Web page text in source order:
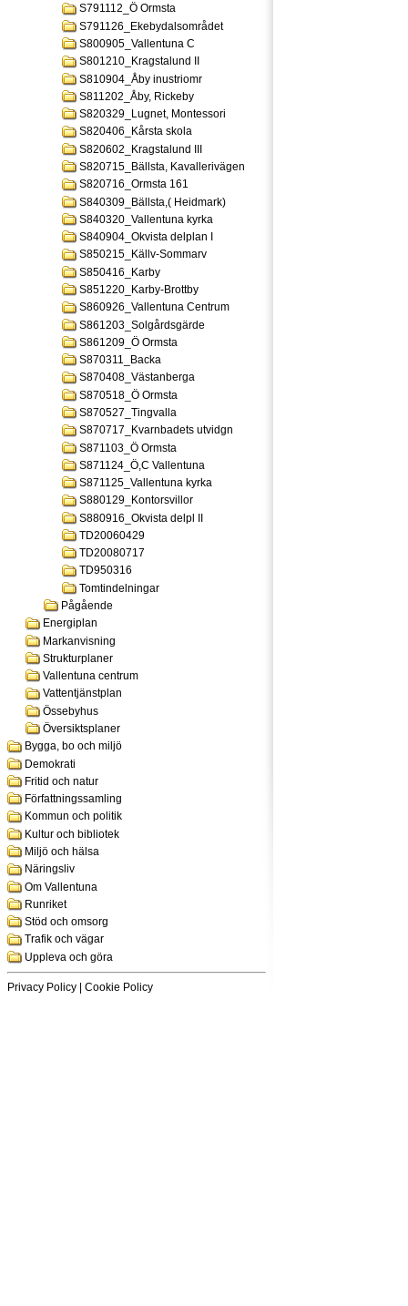
S791112_Ö Ormsta
S791126_Ekebydalsområdet
S800905_Vallentuna C
S801210_Kragstalund II
S810904_Åby inustriomr
S811202_Åby, Rickeby
S820329_Lugnet, Montessori
S820406_Kårsta skola
S820602_Kragstalund III
S820715_Bällsta, Kavallerivägen
S820716_Ormsta 161
S840309_Bällsta,( Heidmark)
S840320_Vallentuna kyrka
S840904_Okvista delplan I
S850215_Källv-Sommarv
S850416_Karby
S851220_Karby-Brottby
S860926_Vallentuna Centrum
S861203_Solgårdsgärde
S861209_Ö Ormsta
S870311_Backa
S870408_Västanberga
S870518_Ö Ormsta
S870527_Tingvalla
S870717_Kvarnbadets utvidgn
S871103_Ö Ormsta
S871124_Ö,C Vallentuna
S871125_Vallentuna kyrka
S880129_Kontorsvillor
S880916_Okvista delpl II
TD20060429
TD20080717
TD950316
Tomtindelningar
Pågående
Energiplan
Markanvisning
Strukturplaner
Vallentuna centrum
Vattentjänstplan
Össebyhus
Översiktsplaner
Bygga, bo och miljö
Demokrati
Fritid och natur
Författningssamling
Kommun och politik
Kultur och bibliotek
Miljö och hälsa
Näringsliv
Om Vallentuna
Runriket
Stöd och omsorg
Trafik och vägar
Uppleva och göra
Privacy Policy Cookie Policy